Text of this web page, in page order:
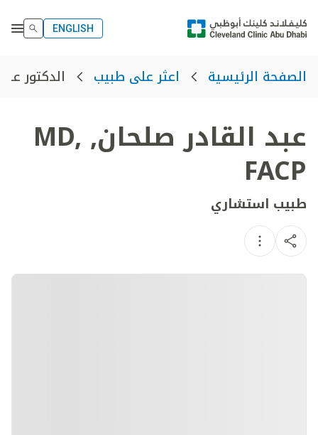
ENGLISH
الصفحة الرئيسية اعثر على طبيب الدكتور
عبد القادر صلحان,
MD,
FACP
طبيب استشاري